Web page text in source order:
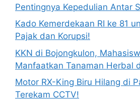
Pentingnya Kepedulian Antar
Kado Kemerdekaan RI ke 81
Pajak dan Korupsi!
KKN di Bojongkulon,
Manfaatkan Tanaman Herbal
Motor RX-King Biru Hilang di
Terekam CCTV!